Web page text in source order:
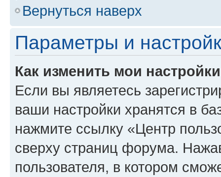
Вернуться наверх
Параметры и
Как изменить мои
Если вы являетесь
ваши настройки хранятся в
нажмите ссылку «Центр
сверху страниц форума.
пользователя, в котором